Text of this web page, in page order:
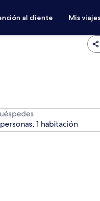
al cliente Mis viajes